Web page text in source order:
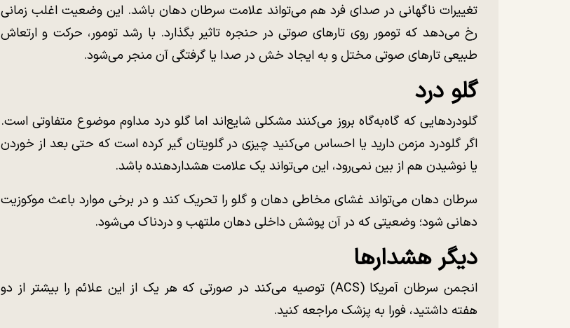
تغییرات ناگهانی در صدای فرد هم می‌تواند علامت سرطان دهان باشد. این وضعیت اغلب زمانی
رخ می‌دهد که تومور روی تارهای صوتی در حنجره تاثیر بگذارد. با رشد تومور، حرکت و ارتعاش
طبیعی تارهای صوتی مختل و به ایجاد خش در صدا یا گرفتگی آن منجر می‌شود.
گلو درد
گلو‌درد‌هایی که گاه‌به‌گاه بروز می‌کنند مشکلی شایع‌اند اما گلو درد مداوم موضوع متفاوتی است.
اگر گلو‌درد مزمن دارید یا احساس می‌کنید چیزی در گلویتان گیر کرده است که حتی بعد از خوردن
یا نوشیدن هم از بین نمی‌رود، این می‌تواند یک علامت هشداردهنده باشد.
سرطان دهان می‌تواند غشای مخاطی دهان و گلو را تحریک کند و در برخی موارد باعث موکوزیت
دهانی شود؛ وضعیتی که در آن پوشش داخلی دهان ملتهب و دردناک می‌شود.
دیگر هشدارها
انجمن سرطان آمریکا‌ (ACS) توصیه می‌کند در صورتی که هر یک از این علائم را بیشتر از دو
هفته داشتید، فورا به پزشک مراجعه کنید.